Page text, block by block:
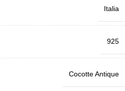
Italia
925
Cocotte Antique